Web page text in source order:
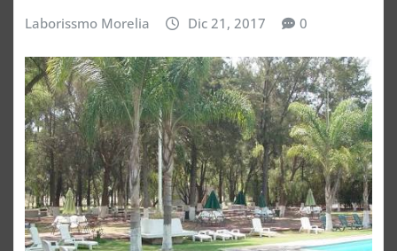
Laborissmo Morelia Dic 21, 2017 0